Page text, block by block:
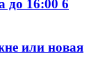
до 16:00 6
или новая